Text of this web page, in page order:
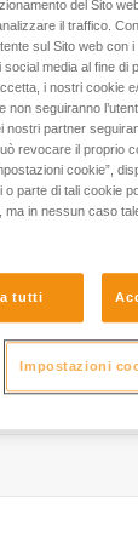
meccanici
frenante
tenuta
lo
maniglia
e facilita
Grazie alla
e rapida.
moschettone
moschettone,
acciaio,
min.: 11,5
max.: 13
notice-
del Sito
il traffico.
sul Sito web con
social media al fine di
i nostri cookie
non seguiranno
nostri partner
revocare il proprio
cookie”,
o parte di tali cookie
ma in nessun caso
tutti
Impostazioni